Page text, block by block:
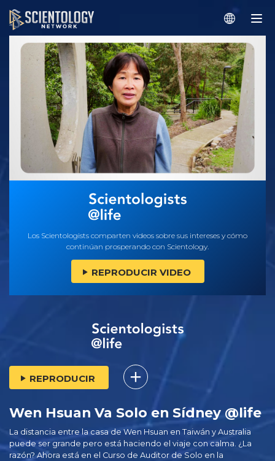
Los Scientologists comparten videos sobre sus intereses y cómo
continúan prosperando con Scientology.
REPRODUCIR VIDEO
REPRODUCIR
Wen Hsuan Va Solo en Sídney @life
La distancia entre la casa de Wen Hsuan en Taiwán y Australia
puede ser grande pero está haciendo el viaje con calma. ¿La
razón? Ahora está en el Curso de Auditor de Solo en la